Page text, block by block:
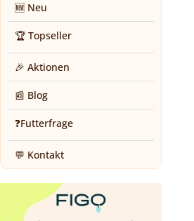
🆕 Neu
🏆 Topseller
🎉 Aktionen
📰 Blog
❓Futterfrage
💬 Kontakt